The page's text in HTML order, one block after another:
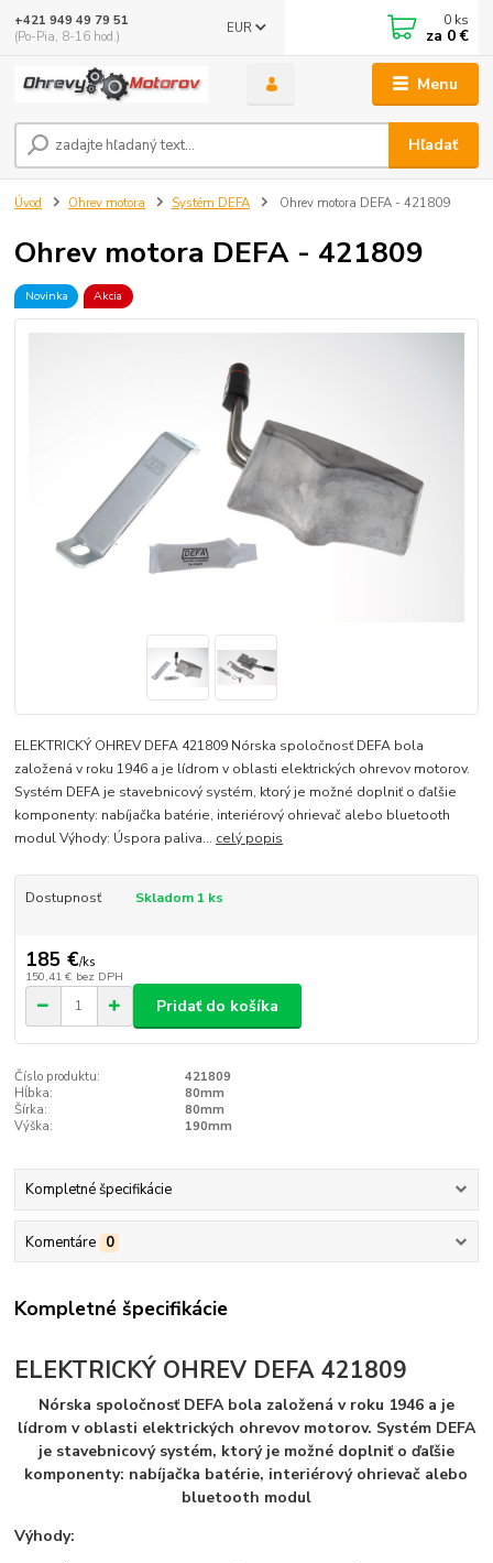
Menu
EUR
Hľadať
+421 949 49 79 51
(Po-Pia, 8-16 hod.)
0 ks
za 0 €
Úvod Ohrev motora Systém DEFA Ohrev motora DEFA - 421809
Ohrev motora DEFA - 421809
Novinka Akcia
ELEKTRICKÝ OHREV DEFA 421809 Nórska spoločnosť DEFA bola
založená v roku 1946 a je lídrom v oblasti elektrických ohrevov motorov.
Systém DEFA je stavebnicový systém, ktorý je možné doplniť o ďaľšie
komponenty: nabíjačka batérie, interiérový ohrievač alebo bluetooth
modul Výhody: Úspora paliva... celý popis
Dostupnosť Skladom 1 ks
185 €/ks
150,41 € bez DPH
Pridať do košíka
Číslo produktu:
421809
Hĺbka:
80mm
Šírka:
80mm
Výška:
190mm
Kompletné špecifikácie
Komentáre 0
Kompletné špecifikácie
ELEKTRICKÝ OHREV DEFA 421809
Nórska spoločnosť DEFA bola založená v roku 1946 a je
lídrom v oblasti elektrických ohrevov motorov. Systém DEFA
je stavebnicový systém, ktorý je možné doplniť o ďaľšie
komponenty: nabíjačka batérie, interiérový ohrievač alebo
bluetooth modul
Výhody: